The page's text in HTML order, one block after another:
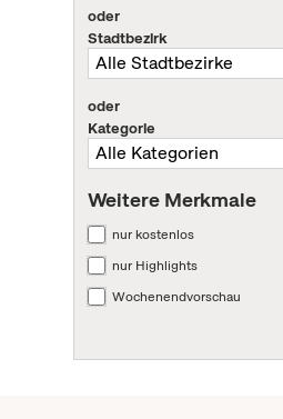
oder
Stadtbezirk
oder
Kategorie
Weitere Merkmale
nur kostenlos
nur Highlights
Wochenendvorschau